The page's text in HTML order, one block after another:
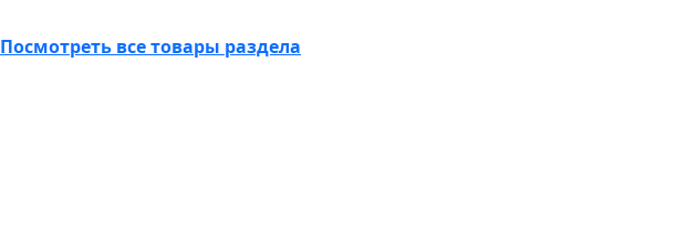
Посмотреть все товары раздела